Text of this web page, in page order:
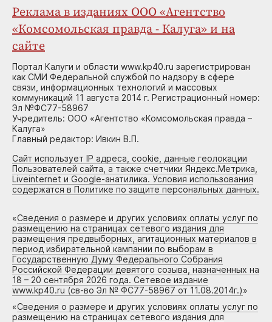
Реклама в изданиях ООО «Агентство
«Комсомольская правда - Калуга» и на
сайте
Портал Калуги и области www.kp40.ru зарегистрирован
как СМИ Федеральной службой по надзору в сфере
связи, информационных технологий и массовых
коммуникаций 11 августа 2014 г. Регистрационный номер:
Эл №ФС77-58967
Учредитель: ООО «Агентство «Комсомольская правда –
Калуга»
Главный редактор: Ивкин В.П.
Сайт использует IP адреса, cookie, данные геолокации
Пользователей сайта, а также счетчики Яндекс.Метрика,
Liveinternet и Google-анатилика. Условия использования
содержатся в Политике по защите персональных данных.
«Сведения о размере и других условиях оплаты услуг по
размещению на страницах сетевого издания для
размещения предвыборных, агитационных материалов в
период избирательной кампании по выборам в
Государственную Думу Федерального Собрания
Российской Федерации девятого созыва, назначенных на
18 – 20 сентября 2026 года. Сетевое издание
www.kp40.ru (св-во Эл № ФС77-58967 от 11.08.2014г.)»
«Сведения о размере и других условиях оплаты услуг по
размещению на страницах сетевого издания для